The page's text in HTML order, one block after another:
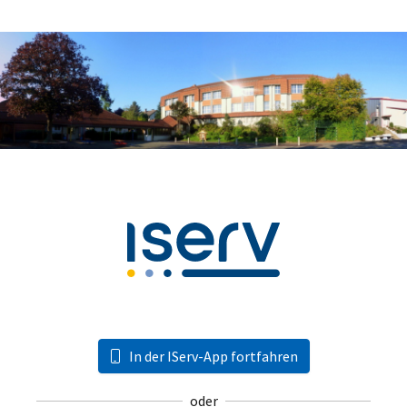
In der IServ-App fortfahren
oder